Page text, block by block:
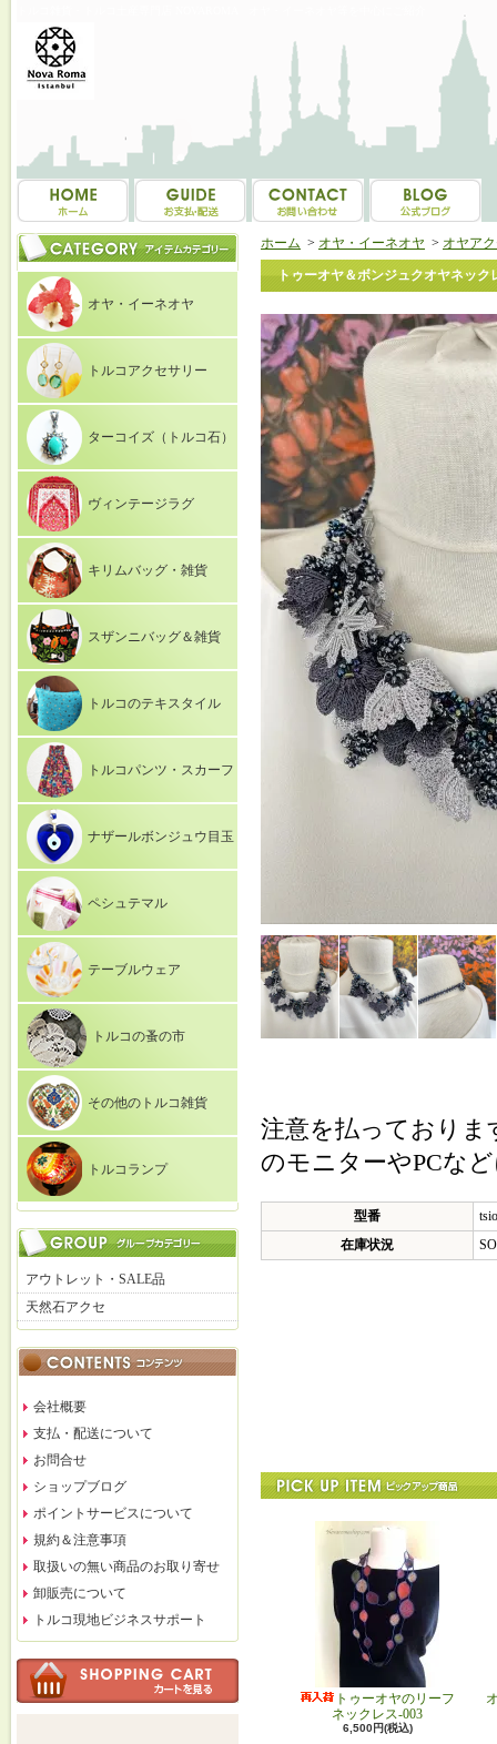
オヤ・イーネオヤ
トルコアクセサリー
ターコイズ（トルコ石）
ヴィンテージラグ
キリムバッグ・雑貨
スザンニバッグ＆雑貨
トルコのテキスタイル
トルコパンツ・スカーフ
ナザールボンジュウ目玉
ペシュテマル
テーブルウェア
トルコの蚤の市
その他のトルコ雑貨
トルコランプ
アウトレット・SALE品
天然石アクセ
会社概要
支払・配送について
お問合せ
ショップブログ
ポイントサービスについて
規約＆注意事項
取扱いの無い商品のお取り寄せ
卸販売について
トルコ現地ビジネスサポート
ホーム > オヤ・イーネオヤ > オヤア
トゥーオヤ＆ボンジュクオヤネック
注意を払っておりま
のモニターやPCな
型番
在庫状況
トゥーオヤのリーフ
ネックレス-003
6,500円(税込)